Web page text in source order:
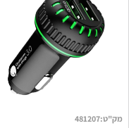
מק"ט:
481207